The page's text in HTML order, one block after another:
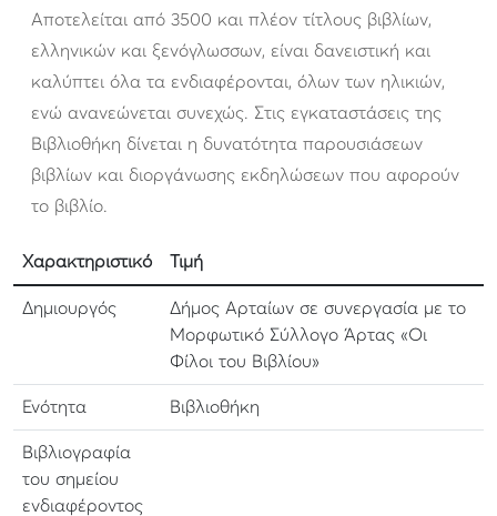
Αποτελείται από 3500 και πλέον τίτλους βιβλίων,
ελληνικών και ξενόγλωσσων, είναι δανειστική και
καλύπτει όλα τα ενδιαφέρονται, όλων των ηλικιών,
ενώ ανανεώνεται συνεχώς. Στις εγκαταστάσεις της
Βιβλιοθήκη δίνεται η δυνατότητα παρουσιάσεων
βιβλίων και διοργάνωσης εκδηλώσεων που αφορούν
το βιβλίο.
Χαρακτηριστικό Τιμή
Δημιουργός
Δήμος Αρταίων σε συνεργασία με το
Μορφωτικό Σύλλογο Άρτας «Οι
Φίλοι του Βιβλίου»
Ενότητα Βιβλιοθήκη
Βιβλιογραφία
του σημείου
ενδιαφέροντος